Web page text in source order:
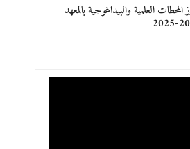
المحطات العلمية والبيداغوجية بالمعهد